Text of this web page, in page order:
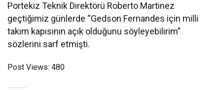
Portekiz Teknik Direktörü Roberto Martinez
geçtiğimiz günlerde “Gedson Fernandes için milli
takım kapısının açık olduğunu söyleyebilirim”
sözlerini sarf etmişti.
Post Views: 480